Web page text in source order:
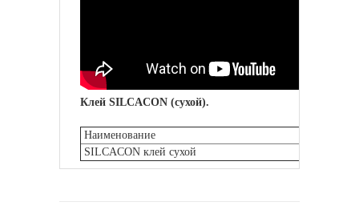
Клей SILCACON (сухой).
Наименование
SILCACON клей сухой